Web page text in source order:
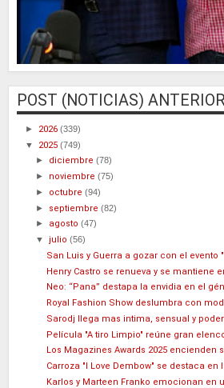
POST (NOTICIAS)
► 2026 (339)
▼ 2025 (749)
► diciembre(78)
► noviembre(75)
► octubre(94)
► septiembre(82)
► agosto(47)
▼julio(56)
San Luis y Guerra a gozar con el evento
Henry Castro se renueva y se mantiene
Neo: “Pana” destapa la envidia en el
Royal Fashion Show deslumbra con
Sarodj llega mas intima, sensual y
Película "A tiro Limpio" reúne gran
Los Magazines Awards 2025 encienden
Carroza "I Love Dembow" se destaca en
Karlos y Marteen Franko emocionan en